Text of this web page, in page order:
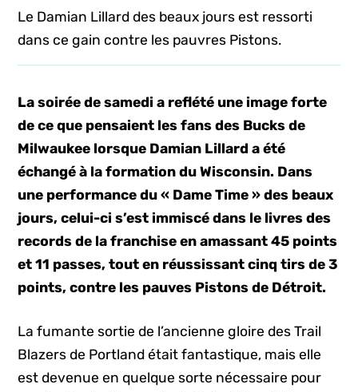
Le Damian Lillard des beaux jours est ressorti
dans ce gain contre les pauvres Pistons.
La soirée de samedi a reflété une image forte
de ce que pensaient les fans des Bucks de
Milwaukee lorsque Damian Lillard a été
échangé à la formation du Wisconsin. Dans
une performance du « Dame Time » des beaux
jours, celui-ci s’est immiscé dans le livres des
records de la franchise en amassant 45 points
et 11 passes, tout en réussissant cinq tirs de 3
points, contre les pauves Pistons de Détroit.
La fumante sortie de l’ancienne gloire des Trail
Blazers de Portland était fantastique, mais elle
est devenue en quelque sorte nécessaire pour